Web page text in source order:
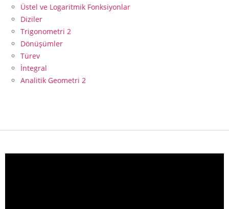
Üstel ve Logaritmik Fonksiyonlar
Diziler
Trigonometri 2
Dönüşümler
Türev
İntegral
Analitik Geometri 2